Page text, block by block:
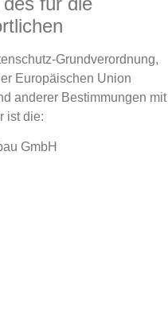
Grundverordnung,
Europäischen Union
anderer Bestimmungen mit
ist die:
GmbH